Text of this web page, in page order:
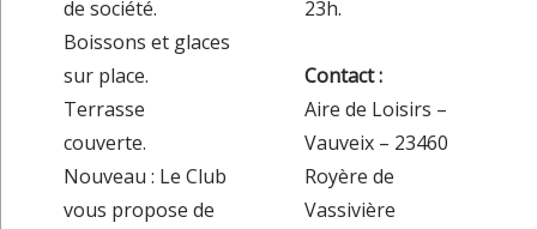
de société.
Boissons et glaces
sur place.
Terrasse
couverte.
Nouveau : Le Club
vous propose de
23h.
Contact :
Aire de Loisirs –
Vauveix – 23460
Royère de
Vassivière